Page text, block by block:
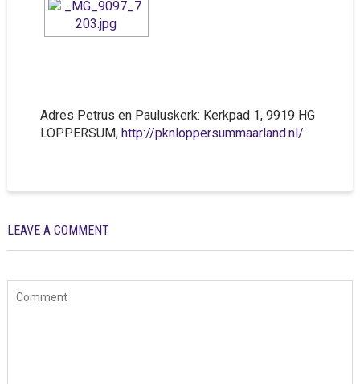
Adres Petrus en Pauluskerk: Kerkpad 1, 9919 HG
LOPPERSUM, http://pknloppersummaarland.nl/
LEAVE A COMMENT